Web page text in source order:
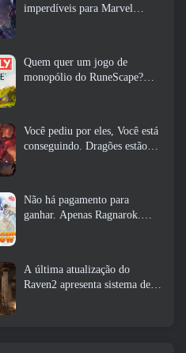
imperdíveis para Marvel
Quem quer um jogo de
monopólio do RuneScape?
Você pediu por eles, Você está
conseguindo. Dragões estão
Não há pagamento para
ganhar. Apenas Ragnarok.
A última atualização do
Raven2 apresenta sistema de